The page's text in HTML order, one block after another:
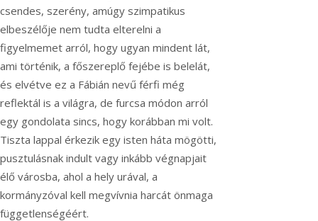
csendes, szerény, amúgy szimpatikus
elbeszélője nem tudta elterelni a
figyelmemet arról, hogy ugyan mindent lát,
ami történik, a főszereplő fejébe is belelát,
és elvétve ez a Fábián nevű férfi még
reflektál is a világra, de furcsa módon arról
egy gondolata sincs, hogy korábban mi volt.
Tiszta lappal érkezik egy isten háta mögötti,
pusztulásnak indult vagy inkább végnapjait
élő városba, ahol a hely urával, a
kormányzóval kell megvívnia harcát önmaga
függetlenségéért.